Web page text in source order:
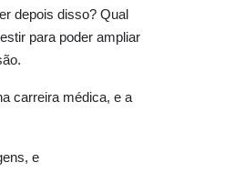
depois disso? Qual
para poder ampliar
carreira médica, e a
e